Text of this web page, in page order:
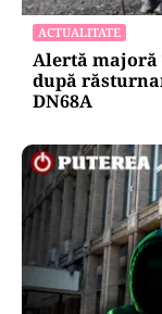
ACTUALITATE
Alertă majoră
după
DN68A